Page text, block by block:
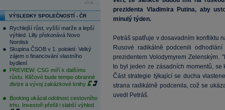
více...
VÝSLEDKY SPOLEČNOSTÍ - ČR
Rychlejší růst, vyšší marže a lepší
výhled. Lilly překonává Novo
Nordisk
Skupina ČSOB v 1. pololetí: Velký
zájem o financování vlastního
bydlení
PREVIEW: CSG míří k dalšímu
růstu. Klíčové bude tempo obranné
divize a vývoj zakázkové knihy
Booking ukázal odolnost cestovního
trhu. Investoři přešli i slabší výhled
prezidenta Vladimira Putina, aby
minulý týden.
Petráš spatřuje v dosavadním konfliktu
Rusové radikálně podcenili
prezidentem Volodymyrem Zelenským.
to byl jeden ze zásadních momentů,
Část strategie týkající se ducha
strana radikálně podcenila, což se
uvedl Petráš.